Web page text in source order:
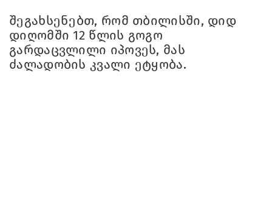
შეგახსენებთ, რომ თბილისში, დიდ
დიღომში 12 წლის გოგო
გარდაცვლილი იპოვეს, მას
ძალადობის კვალი ეტყობა.